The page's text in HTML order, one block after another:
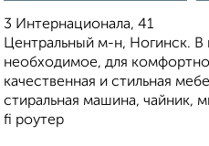
3 Интернационала, 41
​Центральный м-н, Ногинск. В
необходимое, для
качественная и стильная
стиральная машина, чайник,
fi роутер